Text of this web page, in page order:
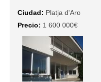
Ciudad: Platja d'Aro
Precio: 1 600 000€